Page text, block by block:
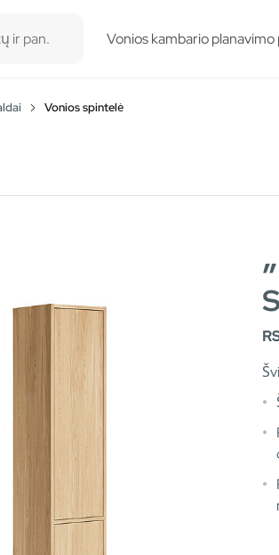
characters for results.
Vonios kambario
Vonios spintelė